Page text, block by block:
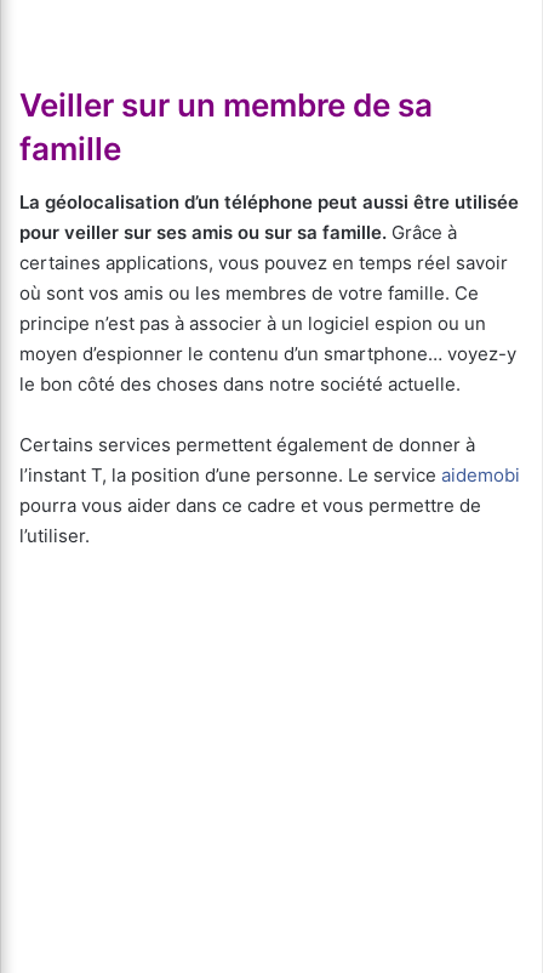
Veiller sur un membre de sa
famille
La géolocalisation d’un téléphone peut aussi être utilisée
pour veiller sur ses amis ou sur sa famille. Grâce à
certaines applications, vous pouvez en temps réel savoir
où sont vos amis ou les membres de votre famille. Ce
principe n’est pas à associer à un logiciel espion ou un
moyen d’espionner le contenu d’un smartphone… voyez-y
le bon côté des choses dans notre société actuelle.
Certains services permettent également de donner à
l’instant T, la position d’une personne. Le service aidemobi
pourra vous aider dans ce cadre et vous permettre de
l’utiliser.